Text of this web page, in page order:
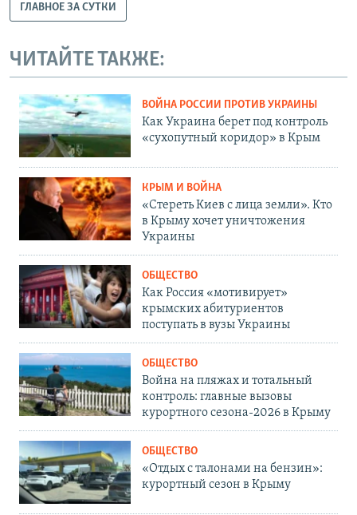
ГЛАВНОЕ ЗА СУТКИ
ЧИТАЙТЕ ТАКЖЕ:
ВОЙНА РОССИИ ПРОТИВ УКРАИНЫ
Как Украина берет под контроль
«сухопутный коридор» в Крым
КРЫМ И ВОЙНА
«Стереть Киев с лица земли». Кто
в Крыму хочет уничтожения
Украины
ОБЩЕСТВО
Как Россия «мотивирует»
крымских абитуриентов
поступать в вузы Украины
ОБЩЕСТВО
Война на пляжах и тотальный
контроль: главные вызовы
курортного сезона-2026 в Крыму
ОБЩЕСТВО
«Отдых с талонами на бензин»:
курортный сезон в Крыму